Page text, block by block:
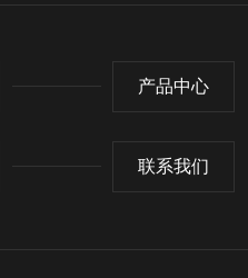
产品中心
联系我们